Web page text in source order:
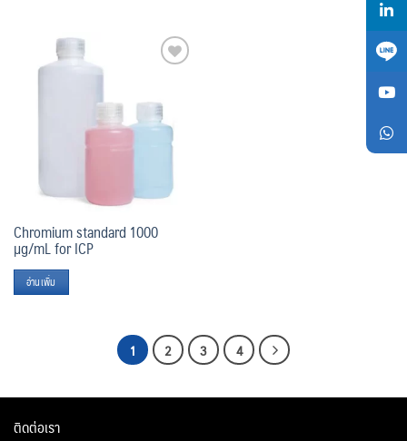
wishlist
Chromium standard 1000
µg/mL for ICP
อ่านเพิ่ม
1 2 3 4
ติดต่อเรา